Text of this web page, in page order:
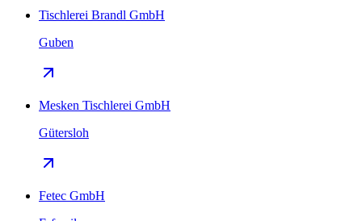
Tischlerei Brandl GmbH
Guben
Mesken Tischlerei GmbH
Gütersloh
Fetec GmbH